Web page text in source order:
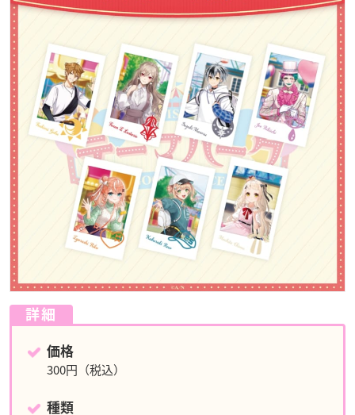
詳細
価格
300円（税込）
種類